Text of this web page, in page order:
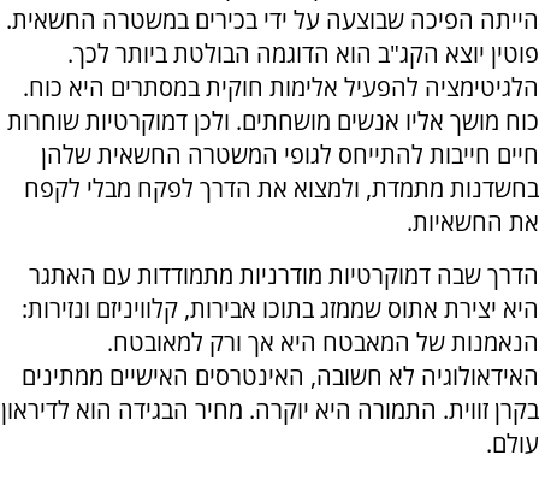
הייתה הפיכה שבוצעה על ידי בכירים במשטרה החשאית.
פוטין יוצא הקג"ב הוא הדוגמה הבולטת ביותר לכך.
הלגיטימציה להפעיל אלימות חוקית במסתרים היא כוח.
כוח מושך אליו אנשים מושחתים. ולכן דמוקרטיות שוחרות
חיים חייבות להתייחס לגופי המשטרה החשאית שלהן
בחשדנות מתמדת, ולמצוא את הדרך לפקח מבלי לקפח
את החשאיות.
הדרך שבה דמוקרטיות מודרניות מתמודדות עם האתגר
היא יצירת אתוס שממזג בתוכו אבירות, קלוויניזם ונזירות:
הנאמנות של המאבטח היא אך ורק למאובטח.
האידאולוגיה לא חשובה, האינטרסים האישיים ממתינים
בקרן זווית. התמורה היא יוקרה. מחיר הבגידה הוא לדיראון
עולם.